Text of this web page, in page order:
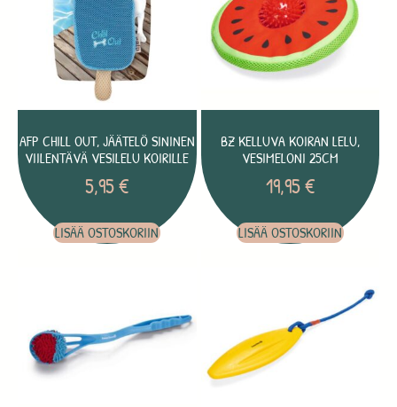
AFP CHILL OUT, JÄÄTELÖ SININEN
VIILENTÄVÄ VESILELU KOIRILLE
5,95€
LISÄÄ OSTOSKORIIN
BZ KELLUVA KOIRAN LELU,
VESIMELONI 25CM
19,95€
LISÄÄ OSTOSKORIIN